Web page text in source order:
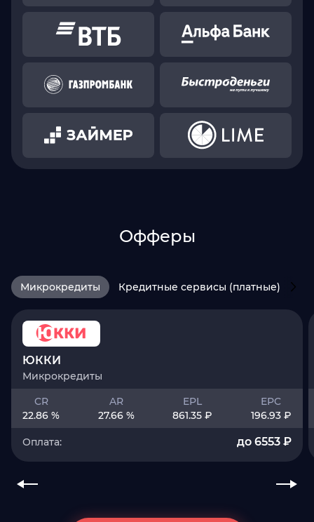
Офферы
Микрокредиты Кредитные сервисы (платные)
ЮККИ
Микрокредиты
CR
22.86 %
AR
27.66 %
EPL
861.35 ₽
EPC
196.93 ₽
Оплата: до 6553 ₽